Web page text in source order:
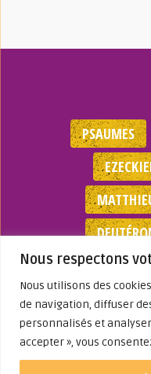
Nous respectons
Nous utilisons des
de navigation, diffuser
personnalisés et
accepter », vous
PSAUMES
NOMBRES
Mentions
confidentialité